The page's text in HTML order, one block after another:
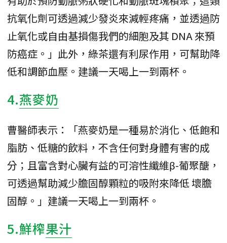
抗氧化劑可透過減少發炎來減輕疼痛，並透過防
止氧化或自由基損傷我們的細胞及其 DNA 來預
防癌症。」此外，綠茶還有利尿作用，可幫助降
低和調節血壓。建議一天喝上一到兩杯。
4.燕麥奶
曹醫師表示：「燕麥奶是一種易於消化、低飽和
脂肪、低糖的飲料，不含任何對身體有害的成
分；且富含對心臟有益的可溶性纖維β-葡聚醣，
可透過幫助減少膽固醇顆粒的吸附來降低 壞膽
固醇。」建議一天喝上一到兩杯。
5.鮮榨果汁